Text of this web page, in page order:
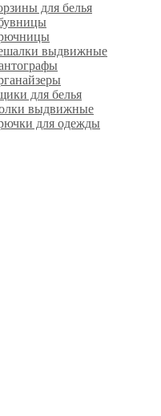
для белья
выдвижные
для белья
выдвижные
для одежды